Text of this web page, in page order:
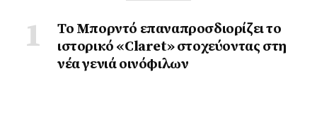
Το Μπορντό επαναπροσδιορίζει το
ιστορικό «Claret» στοχεύοντας στη
νέα γενιά οινόφιλων